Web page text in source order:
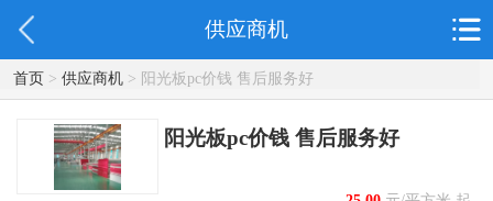
供应商机
首页> 供应商机> 阳光板pc价钱 售后服务好
阳光板pc价钱 售后服务好